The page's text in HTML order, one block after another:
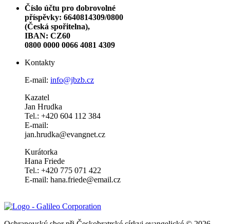
Číslo účtu pro dobrovolné
příspěvky: 6640814309/0800
(Česká spořitelna),
IBAN: CZ60
0800 0000 0066 4081 4309
Kontakty
E-mail: info@jbzb.cz
Kazatel
Jan Hrudka
Tel.: +420 604 112 384
E-mail:
jan.hrudka@evangnet.cz
Kurátorka
Hana Friede
Tel.: +420 775 071 422
E-mail: hana.friede@email.cz